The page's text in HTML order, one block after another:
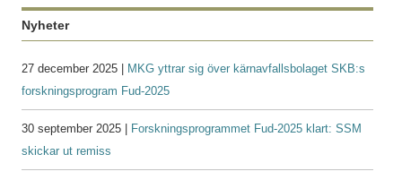
Nyheter
27 december 2025 |
MKG yttrar sig över kärnavfallsbolaget SKB:s
forskningsprogram Fud-2025
30 september 2025 |
Forskningsprogrammet Fud-2025 klart: SSM
skickar ut remiss